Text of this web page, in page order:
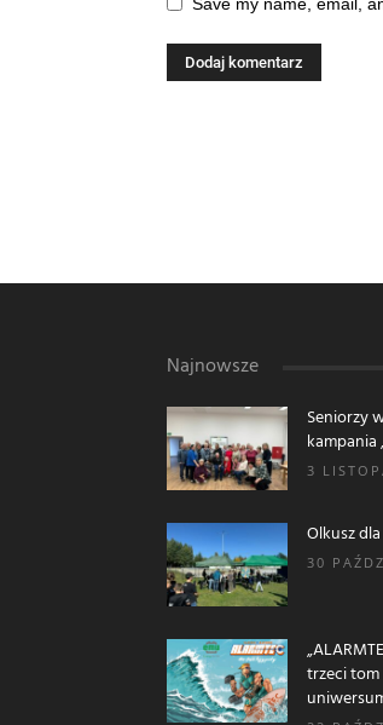
Najnowsze
Seniorzy
kampania
3
Olkusz
30
trzeci